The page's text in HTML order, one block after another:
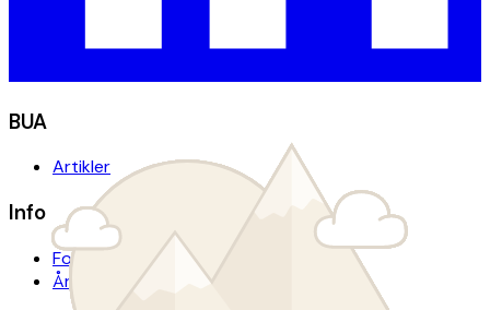
BUA
Artikler
Info
For presse
Årsrapport